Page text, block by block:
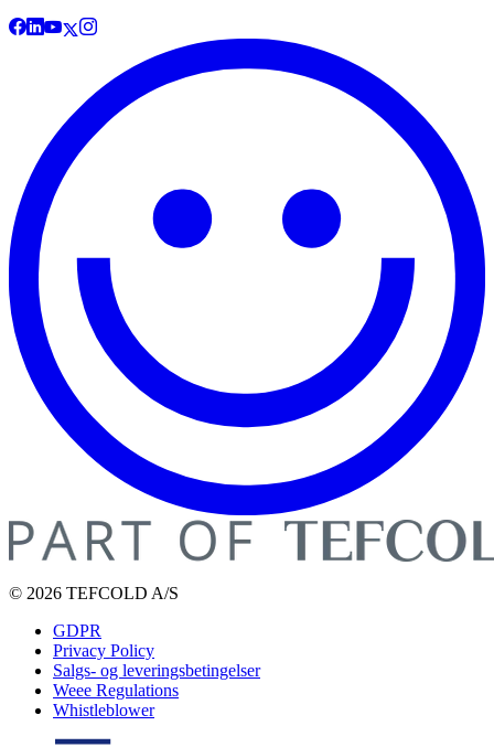
© 2026 TEFCOLD A/S
GDPR
Privacy Policy
Salgs- og leveringsbetingelser
Weee Regulations
Whistleblower